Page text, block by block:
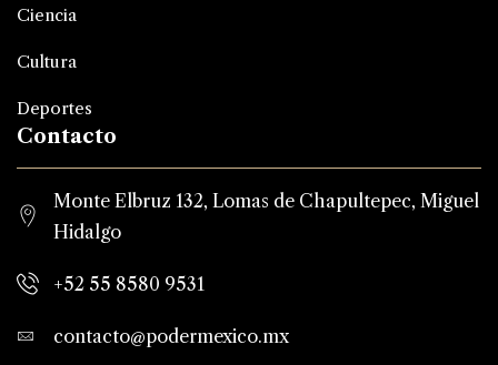
Ciencia
Cultura
Deportes
Contacto
Monte Elbruz 132, Lomas de Chapultepec, Miguel
Hidalgo
+52 55 8580 9531
contacto@podermexico.mx